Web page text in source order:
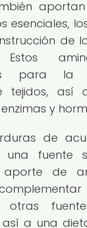
esenciales,
de
para la
tejidos, así
y
de
fuente
de
a una